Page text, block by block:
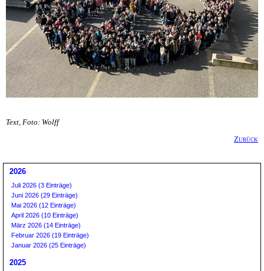
Text, Foto: Wolff
Zurück
2026
Juli 2026 (3 Einträge)
Juni 2026 (29 Einträge)
Mai 2026 (12 Einträge)
April 2026 (10 Einträge)
März 2026 (14 Einträge)
Februar 2026 (19 Einträge)
Januar 2026 (25 Einträge)
2025